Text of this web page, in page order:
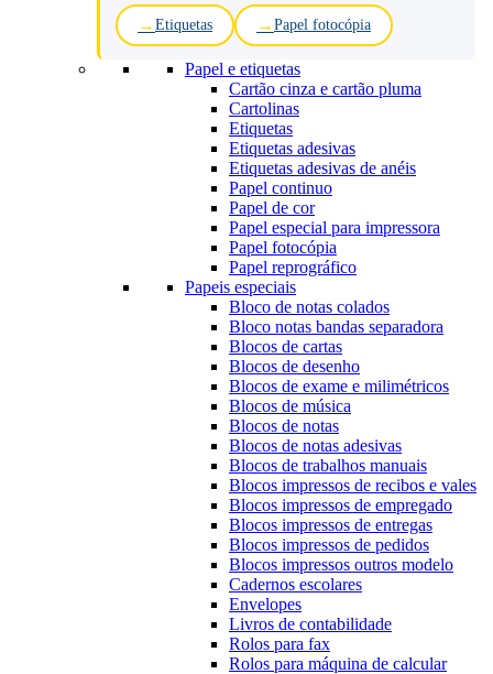
Etiquetas Papel fotocópia
Papel e etiquetas
Cartão cinza e cartão pluma
Cartolinas
Etiquetas
Etiquetas adesivas
Etiquetas adesivas de anéis
Papel continuo
Papel de cor
Papel especial para impressora
Papel fotocópia
Papel reprográfico
Papeis especiais
Bloco de notas colados
Bloco notas bandas separadora
Blocos de cartas
Blocos de desenho
Blocos de exame e milimétricos
Blocos de música
Blocos de notas
Blocos de notas adesivas
Blocos de trabalhos manuais
Blocos impressos de recibos e vales
Blocos impressos de empregado
Blocos impressos de entregas
Blocos impressos de pedidos
Blocos impressos outros modelo
Cadernos escolares
Envelopes
Livros de contabilidade
Rolos para fax
Rolos para máquina de calcular